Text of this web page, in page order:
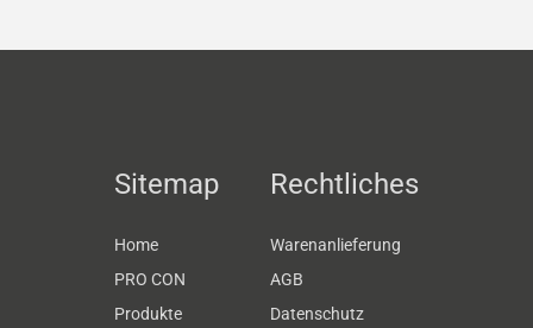
Sitemap
Home
PRO CON
Produkte
Rechtliches
Warenanlieferung
AGB
Datenschutz